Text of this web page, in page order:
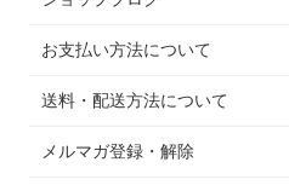
お支払い方法について
送料・配送方法について
メルマガ登録・解除